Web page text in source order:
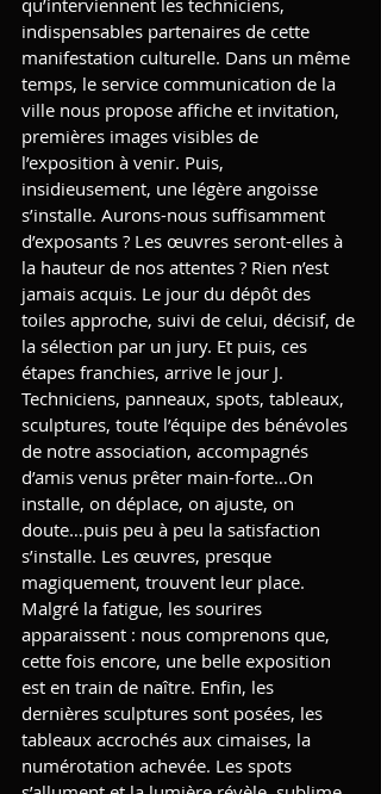
indispensables partenaires de cette
manifestation culturelle. Dans un même
temps, le service communication de la
ville nous propose affiche et invitation,
premières images visibles de
l’exposition à venir. Puis,
insidieusement, une légère angoisse
s’installe. Aurons-nous suffisamment
d’exposants ? Les œuvres seront-elles à
la hauteur de nos attentes ? Rien n’est
jamais acquis. Le jour du dépôt des
toiles approche, suivi de celui, décisif, de
la sélection par un jury. Et puis, ces
étapes franchies, arrive le jour J.
Techniciens, panneaux, spots, tableaux,
sculptures, toute l’équipe des bénévoles
de notre association, accompagnés
d’amis venus prêter main-forte…On
installe, on déplace, on ajuste, on
doute…puis peu à peu la satisfaction
s’installe. Les œuvres, presque
magiquement, trouvent leur place.
Malgré la fatigue, les sourires
apparaissent : nous comprenons que,
cette fois encore, une belle exposition
est en train de naître. Enfin, les
dernières sculptures sont posées, les
tableaux accrochés aux cimaises, la
numérotation achevée. Les spots